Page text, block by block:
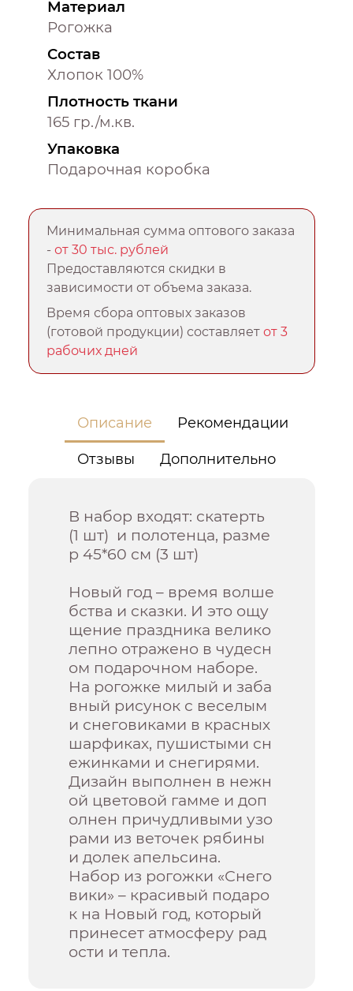
Материал
Рогожка
Состав
Хлопок 100%
Плотность ткани
165 гр./м.кв.
Упаковка
Подарочная коробка
Минимальная сумма оптового заказа
-от 30 тыс. рублей
Предоставляются скидки в
зависимости от объема заказа.
Время сбора оптовых заказов
(готовой продукции) составляетот 3
рабочих дней
Описание Рекомендации
Отзывы Дополнительно
В набор входят: скатерть
(1 шт) и полотенца, разме
р 45*60 см (3 шт)
Новый год – время волше
бства и сказки. И это ощу
щение праздника велико
лепно отражено в чудесн
ом подарочном наборе.
На рогожке милый и заба
вный рисунок с веселым
и снеговиками в красных
шарфиках, пушистыми сн
ежинками и снегирями.
Дизайн выполнен в нежн
ой цветовой гамме и доп
олнен причудливыми узо
рами из веточек рябины
и долек апельсина.
Набор из рогожки «Снего
вики» – красивый подаро
к на Новый год, который
принесет атмосферу рад
ости и тепла.